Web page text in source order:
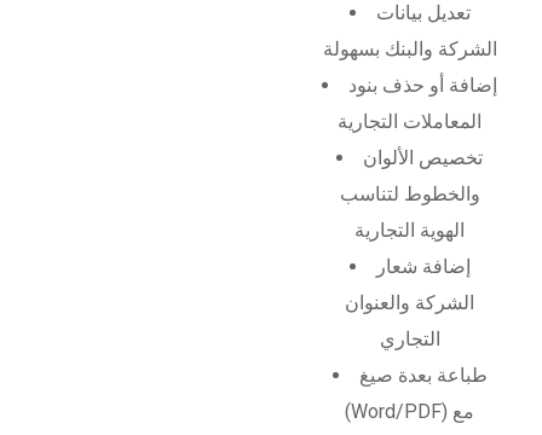
تعديل بيانات
الشركة والبنك بسهولة
إضافة أو حذف بنود
المعاملات التجارية
تخصيص الألوان
والخطوط لتناسب
الهوية التجارية
إضافة شعار
الشركة والعنوان
التجاري
طباعة بعدة صيغ
(Word/PDF) مع